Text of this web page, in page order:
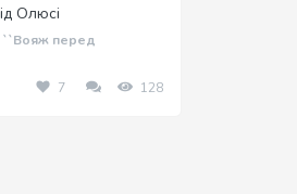
Олюсі
``Вояж перед
7 128